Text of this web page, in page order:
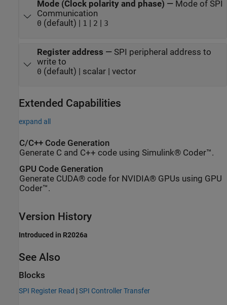
Mode (Clock polarity and phase) — Mode of SPI
Communication
0 (default) | 1 2 3
Register address — SPI peripheral address to
write to
0 (default) | scalar | vector
Extended Capabilities
expand all
C/C++ Code Generation
Generate C and C++ code using Simulink® Coder™.
GPU Code Generation
Generate CUDA® code for NVIDIA® GPUs using GPU
Coder™.
Version History
Introduced in R2026a
See Also
Blocks
SPI Register Read |SPI Controller Transfer